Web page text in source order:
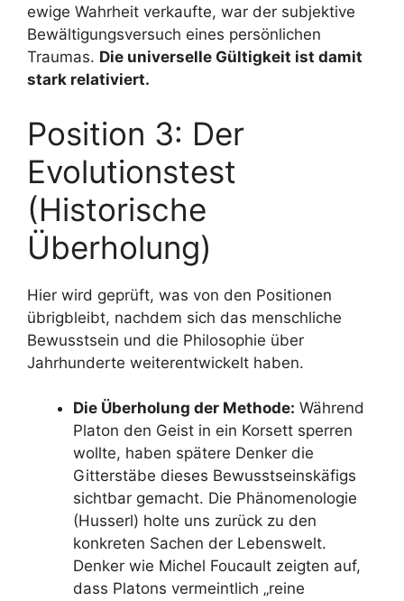
ewige Wahrheit verkaufte, war der subjektive
Bewältigungsversuch eines persönlichen
Traumas. Die universelle Gültigkeit ist damit
stark relativiert.
Position 3: Der
Evolutionstest
(Historische
Überholung)
Hier wird geprüft, was von den Positionen
übrigbleibt, nachdem sich das menschliche
Bewusstsein und die Philosophie über
Jahrhunderte weiterentwickelt haben.
Die Überholung der Methode: Während
Platon den Geist in ein Korsett sperren
wollte, haben spätere Denker die
Gitterstäbe dieses Bewusstseinskäfigs
sichtbar gemacht. Die Phänomenologie
(Husserl) holte uns zurück zu den
konkreten Sachen der Lebenswelt.
Denker wie Michel Foucault zeigten auf,
dass Platons vermeintlich „reine